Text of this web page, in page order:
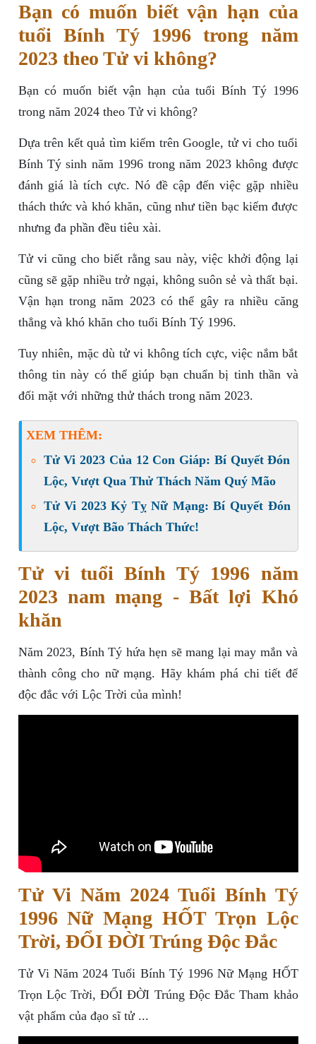
Bạn có muốn biết vận hạn của
tuổi Bính Tý 1996 trong năm
2023 theo Tử vi không?
Bạn có muốn biết vận hạn của tuổi Bính Tý 1996
trong năm 2024 theo Tử vi không?
Dựa trên kết quả tìm kiếm trên Google, tử vi cho tuổi
Bính Tý sinh năm 1996 trong năm 2023 không được
đánh giá là tích cực. Nó đề cập đến việc gặp nhiều
thách thức và khó khăn, cũng như tiền bạc kiếm được
nhưng đa phần đều tiêu xài.
Tử vi cũng cho biết rằng sau này, việc khởi động lại
cũng sẽ gặp nhiều trở ngại, không suôn sẻ và thất bại.
Vận hạn trong năm 2023 có thể gây ra nhiều căng
thẳng và khó khăn cho tuổi Bính Tý 1996.
Tuy nhiên, mặc dù tử vi không tích cực, việc nắm bắt
thông tin này có thể giúp bạn chuẩn bị tinh thần và
đối mặt với những thử thách trong năm 2023.
XEM THÊM:
Tử Vi 2023 Của 12 Con Giáp: Bí Quyết Đón
Lộc, Vượt Qua Thử Thách Năm Quý Mão
Tử Vi 2023 Kỷ Tỵ Nữ Mạng: Bí Quyết Đón
Lộc, Vượt Bão Thách Thức!
Tử vi tuổi Bính Tý 1996 năm
2023 nam mạng - Bất lợi Khó
khăn
Năm 2023, Bính Tý hứa hẹn sẽ mang lại may mắn và
thành công cho nữ mạng. Hãy khám phá chi tiết để
độc đắc với Lộc Trời của mình!
Tử Vi Năm 2024 Tuổi Bính Tý
1996 Nữ Mạng HỐT Trọn Lộc
Trời, ĐỔI ĐỜI Trúng Độc Đắc
Tử Vi Năm 2024 Tuổi Bính Tý 1996 Nữ Mạng HỐT
Trọn Lộc Trời, ĐỔI ĐỜI Trúng Độc Đắc Tham khảo
vật phẩm của đạo sĩ tử ...